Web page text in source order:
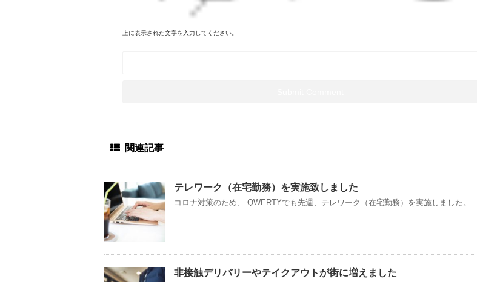
上に表示された文字を入力してください。
関連記事
テレワーク（在宅勤務）を実施致しました
コロナ対策のため、 QWERTYでも先週、テレワーク（在宅勤務）を実施しました。 ...
非接触デリバリーやテイクアウトが街に増えました